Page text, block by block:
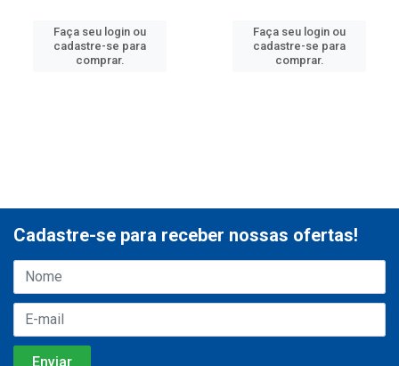
Faça seu login ou
cadastre-se para
comprar.
Faça seu login ou
cadastre-se para
comprar.
Cadastre-se para receber nossas ofertas!